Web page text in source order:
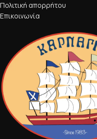
Πολιτική απορρήτου
Επικοινωνία